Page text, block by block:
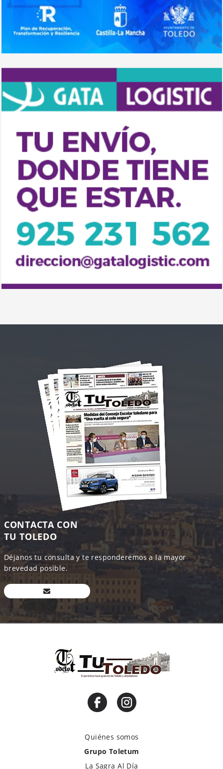
CONTACTA CON
TU TOLEDO
Déjanos tu consulta y te responderemos a la mayor
brevedad posible.
Quiénes somos
Grupo Toletum
La Sagra Al Día